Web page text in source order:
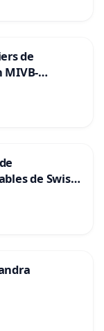
de
MIVB-
en Het
de Swiss